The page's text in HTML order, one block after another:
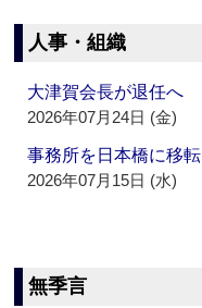
人事・組織
大津賀会長が退任へ
2026年07月24日 (金)
事務所を日本橋に移
2026年07月15日 (水)
無季言